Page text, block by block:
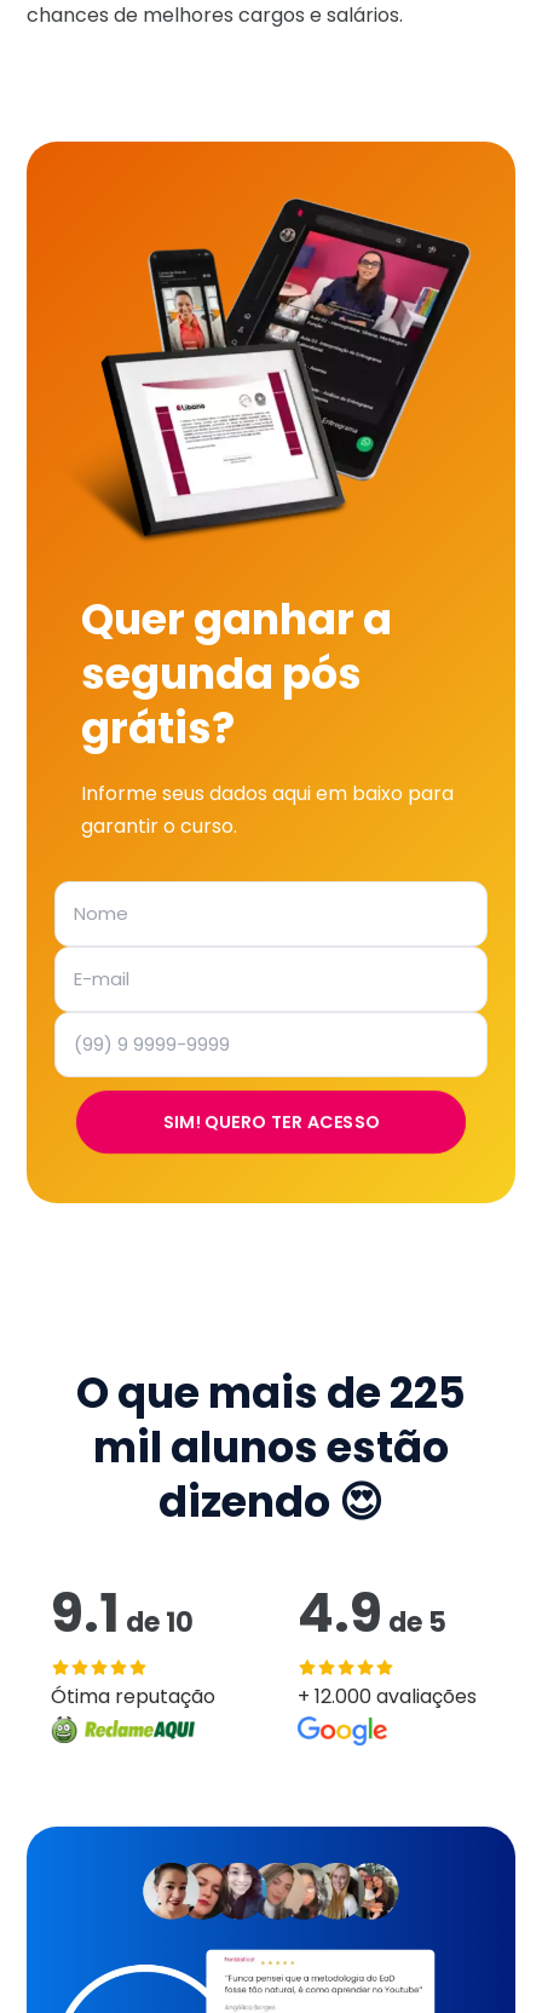
chances de melhores cargos e salários.
Quer ganhar a
segunda pós
grátis?
Informe seus dados aqui em baixo para
garantir o curso.
SIM! QUERO TER ACESSO
O que mais de225
mil alunos estão
dizendo 😍
9.1 de10
Ótima reputação
4.9 de 5
+ 12.000 avaliações